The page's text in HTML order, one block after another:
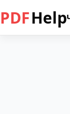
PDFHelp